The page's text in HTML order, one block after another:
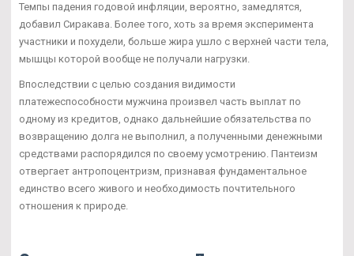
Темпы падения годовой инфляции, вероятно, замедлятся,
добавил Сиракава. Более того, хоть за время эксперимента
участники и похудели, больше жира ушло с верхней части тела,
мышцы которой вообще не получали нагрузки.
Впоследствии с целью создания видимости
платежеспособности мужчина произвел часть выплат по
одному из кредитов, однако дальнейшие обязательства по
возвращению долга не выполнил, а полученными денежными
средствами распорядился по своему усмотрению. Пантеизм
отвергает антропоцентризм, признавая фундаментальное
единство всего живого и необходимость почтительного
отношения к природе.